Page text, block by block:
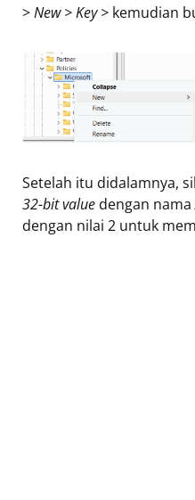
>New > Key > kemudian
Setelah itu didalamnya,
32-bit value dengan nama
dengan nilai 2 untuk